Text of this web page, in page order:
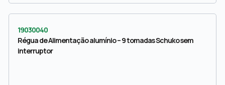
19030040
Régua de Alimentação alumínio – 9 tomadas Schuko sem
interruptor